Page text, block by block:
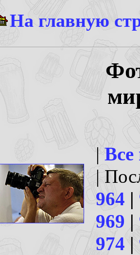
На главную
|
|
964 |
969 |
974|